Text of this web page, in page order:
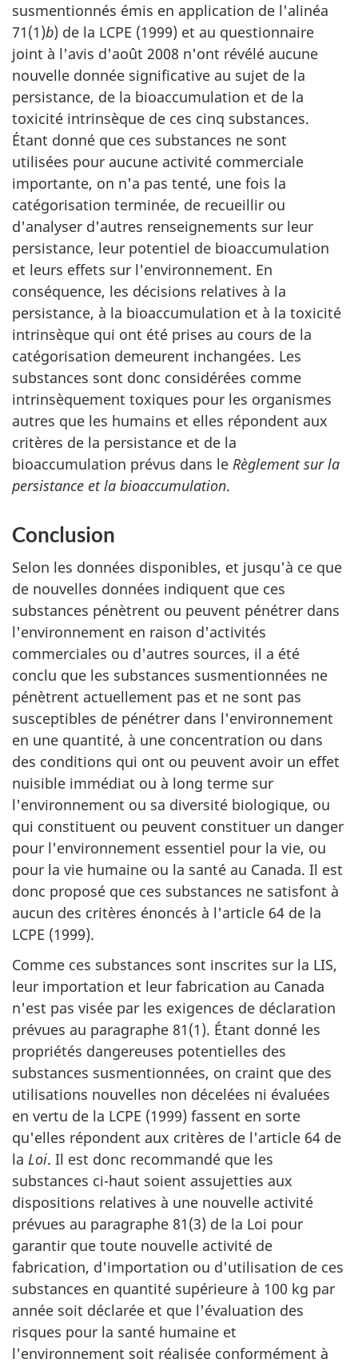
susmentionnés émis en application de l'alinéa
71(1)b) de la LCPE (1999) et au questionnaire
joint à l'avis d'août 2008 n'ont révélé aucune
nouvelle donnée significative au sujet de la
persistance, de la bioaccumulation et de la
toxicité intrinsèque de ces cinq substances.
Étant donné que ces substances ne sont
utilisées pour aucune activité commerciale
importante, on n'a pas tenté, une fois la
catégorisation terminée, de recueillir ou
d'analyser d'autres renseignements sur leur
persistance, leur potentiel de bioaccumulation
et leurs effets sur l'environnement. En
conséquence, les décisions relatives à la
persistance, à la bioaccumulation et à la toxicité
intrinsèque qui ont été prises au cours de la
catégorisation demeurent inchangées. Les
substances sont donc considérées comme
intrinsèquement toxiques pour les organismes
autres que les humains et elles répondent aux
critères de la persistance et de la
bioaccumulation prévus dans le Règlement sur la
persistance et la bioaccumulation.
Conclusion
Selon les données disponibles, et jusqu'à ce que
de nouvelles données indiquent que ces
substances pénètrent ou peuvent pénétrer dans
l'environnement en raison d'activités
commerciales ou d'autres sources, il a été
conclu que les substances susmentionnées ne
pénètrent actuellement pas et ne sont pas
susceptibles de pénétrer dans l'environnement
en une quantité, à une concentration ou dans
des conditions qui ont ou peuvent avoir un effet
nuisible immédiat ou à long terme sur
l'environnement ou sa diversité biologique, ou
qui constituent ou peuvent constituer un danger
pour l'environnement essentiel pour la vie, ou
pour la vie humaine ou la santé au Canada. Il est
donc proposé que ces substances ne satisfont à
aucun des critères énoncés à l'article 64 de la
LCPE (1999).
Comme ces substances sont inscrites sur la LIS,
leur importation et leur fabrication au Canada
n'est pas visée par les exigences de déclaration
prévues au paragraphe 81(1). Étant donné les
propriétés dangereuses potentielles des
substances susmentionnées, on craint que des
utilisations nouvelles non décelées ni évaluées
en vertu de la LCPE (1999) fassent en sorte
qu'elles répondent aux critères de l'article 64 de
la Loi. Il est donc recommandé que les
substances ci-haut soient assujetties aux
dispositions relatives à une nouvelle activité
prévues au paragraphe 81(3) de la Loi pour
garantir que toute nouvelle activité de
fabrication, d'importation ou d'utilisation de ces
substances en quantité supérieure à 100 kg par
année soit déclarée et que l'évaluation des
risques pour la santé humaine et
l'environnement soit réalisée conformément à